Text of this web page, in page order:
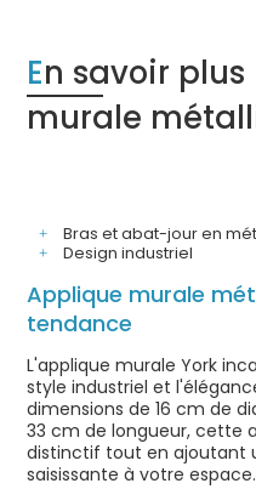
En savoir plus | Applique
murale
Bras et abat-jour en
Design industriel
Applique murale
tendance
L'applique murale York
style industriel et
dimensions de 16 cm de
33 cm de longueur, cette
distinctif tout en ajoutant
saisissante à votre espace.